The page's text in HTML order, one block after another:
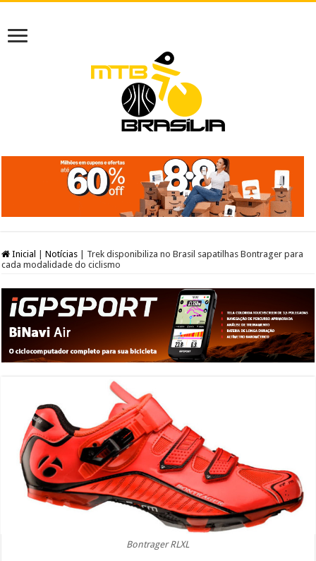
Inicial Notícias
Trek disponibiliza no Brasil sapatilhas Bontrager para
cada modalidade do ciclismo
Bontrager RLXL